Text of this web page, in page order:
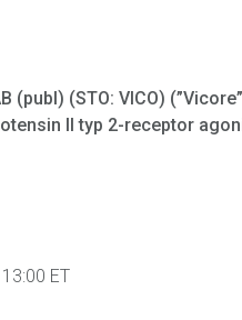
(STO: VICO)
II typ 2-receptor
ET